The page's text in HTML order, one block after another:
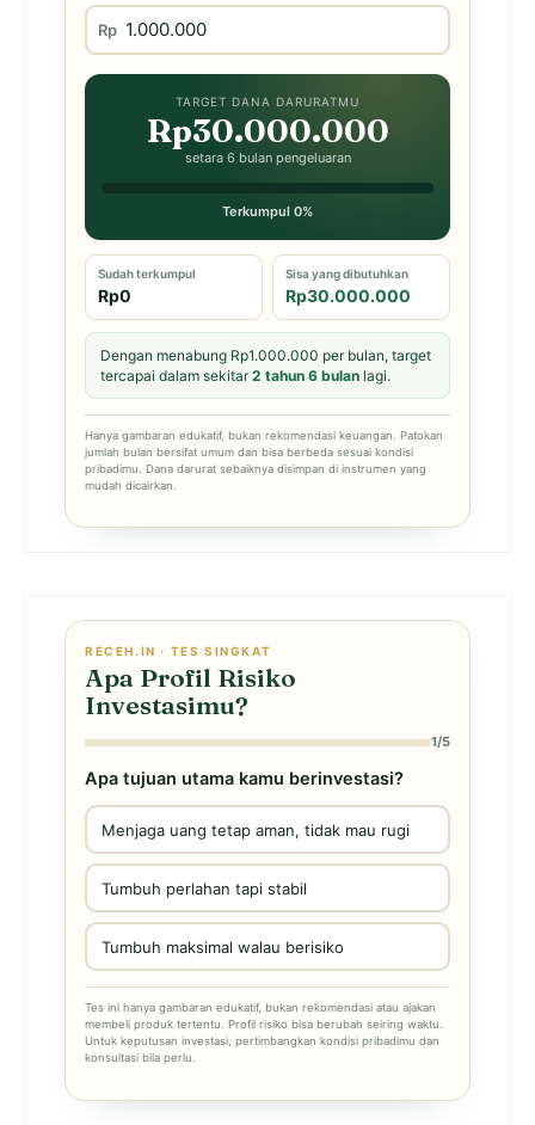
Rp
TARGET DANA DARURATMU
Rp30.000.000
setara 6 bulan pengeluaran
Terkumpul 0%
Sudah terkumpul
Rp0
Sisa yang dibutuhkan
Rp30.000.000
Dengan menabung Rp1.000.000 per bulan, target
tercapai dalam sekitar2 tahun 6 bulan lagi.
Hanya gambaran edukatif, bukan rekomendasi keuangan. Patokan
jumlah bulan bersifat umum dan bisa berbeda sesuai kondisi
pribadimu. Dana darurat sebaiknya disimpan di instrumen yang
mudah dicairkan.
RECEH.IN · TES SINGKAT
Apa Profil Risiko
Investasimu?
1/5
Apa tujuan utama kamu berinvestasi?
Menjaga uang tetap aman, tidak mau rugi
Tumbuh perlahan tapi stabil
Tumbuh maksimal walau berisiko
Tes ini hanya gambaran edukatif, bukan rekomendasi atau ajakan
membeli produk tertentu. Profil risiko bisa berubah seiring waktu.
Untuk keputusan investasi, pertimbangkan kondisi pribadimu dan
konsultasi bila perlu.